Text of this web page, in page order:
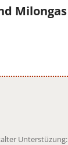
Milongas
Unterstüzung: